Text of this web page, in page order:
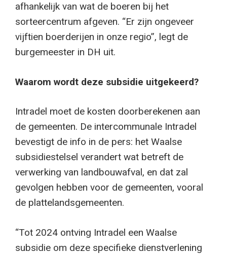
afhankelijk van wat de boeren bij het
sorteercentrum afgeven. “Er zijn ongeveer
vijftien boerderijen in onze regio”, legt de
burgemeester in DH uit.
Waarom wordt deze subsidie uitgekeerd?
Intradel moet de kosten doorberekenen aan
de gemeenten. De intercommunale Intradel
bevestigt de info in de pers: het Waalse
subsidiestelsel verandert wat betreft de
verwerking van landbouwafval, en dat zal
gevolgen hebben voor de gemeenten, vooral
de plattelandsgemeenten.
“Tot 2024 ontving Intradel een Waalse
subsidie ​​om deze specifieke dienstverlening